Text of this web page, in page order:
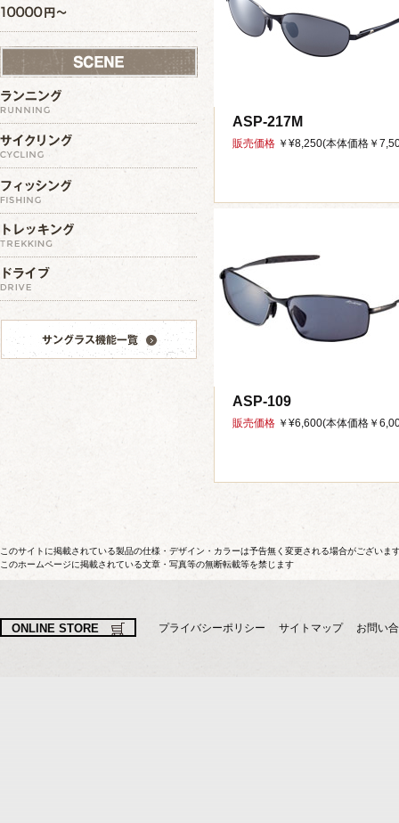
ASP-217M
販売価格 ￥¥8,250(本体価格￥
ASP-109
販売価格 ￥¥6,600(本体価格￥
このサイトに掲載されている製品の仕様・デザイン・カラーは予告無く変更される場合がござい
このホームページに掲載されている文章・写真等の無断転載等を禁じます
ONLINE STORE プライバシーポリシー サイトマップ お問い